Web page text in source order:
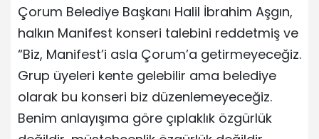
Çorum Belediye Başkanı Halil İbrahim Aşgın,
halkın Manifest konseri talebini reddetmiş ve
“Biz, Manifest’i asla Çorum’a getirmeyeceğiz.
Grup üyeleri kente gelebilir ama belediye
olarak bu konseri biz düzenlemeyeceğiz.
Benim anlayışıma göre çıplaklık özgürlük